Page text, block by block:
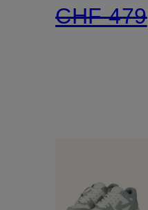
CHF 479